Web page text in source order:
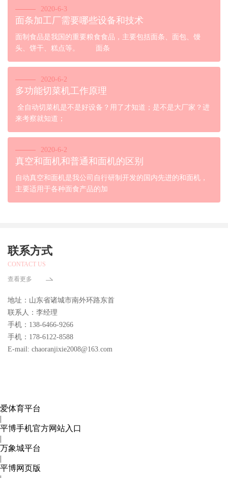
2020-6-3
面条加工厂需要哪些设备和技术
面制食品是我国的重要粮食食品，主要包括面条、面包、馒
头、饼干、糕点等。 面条
2020-6-2
多功能切菜机工作原理
全自动切菜机是不是好设备？用了才知道；是不是大厂家？进
来考察就知道；
2020-6-2
真空和面机和普通和面机的区别
自动真空和面机是我公司自行研制开发的国内先进的和面机，
主要适用于各种面食产品的加
联系方式
CONTACT US
查看更多
地址：山东省诸城市南外环路东首
联系人：李经理
手机：138-6466-9266
手机：178-6122-8588
E-mail: chaoranjixie2008@163.com
爱体育平台
|
平博手机官方网站入口
|
万象城平台
|
平博网页版